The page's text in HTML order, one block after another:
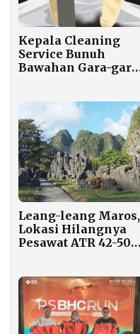
Kepala Cleaning
Service Bunuh
Bawahan Gara-gara
Leang-leang Maros,
Lokasi Hilangnya
Pesawat ATR 42-500
Dunia